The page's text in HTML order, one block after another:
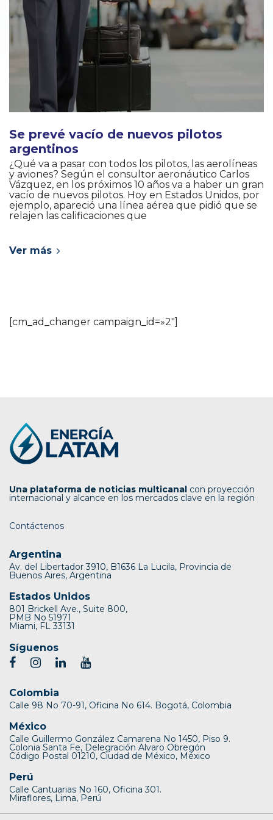
Se prevé vacío de nuevos pilotos
argentinos
¿Qué va a pasar con todos los pilotos, las aerolíneas
y aviones? Según el consultor aeronáutico Carlos
Vázquez, en los próximos 10 años va a haber un gran
vacío de nuevos pilotos. Hoy en Estados Unidos, por
ejemplo, apareció una línea aérea que pidió que se
relajen las calificaciones que
Ver más
[cm_ad_changer campaign_id=»2″]
Una plataforma de noticias multicanal con proyección
internacional y alcance en los mercados clave en la región
Contáctenos
Argentina
Av. del Libertador 3910, B1636 La Lucila, Provincia de
Buenos Aires, Argentina
Estados Unidos
801 Brickell Ave., Suite 800,
PMB No 51971
Miami, FL 33131
Síguenos
Colombia
Calle 98 No 70-91, Oficina No 614. Bogotá, Colombia
México
Calle Guillermo González Camarena No 1450, Piso 9.
Colonia Santa Fe, Delegración Alvaro Obregón
Código Postal 01210, Ciudad de México, México
Perú
Calle Cantuarias No 160, Oficina 301.
Miraflores, Lima, Perú